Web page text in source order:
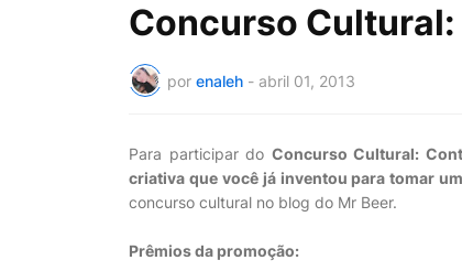
Concurso
por enaleh - abril 01, 2013
Para participar do Concurso Cultural:
criativa que você já inventou para tomar
concurso cultural no blog do Mr Beer.
Prêmios da promoção: